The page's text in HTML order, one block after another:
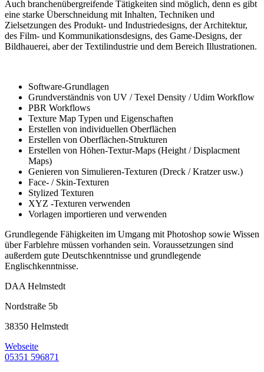
Auch branchenübergreifende Tätigkeiten sind möglich, denn es gibt
eine starke Überschneidung mit Inhalten, Techniken und
Zielsetzungen des Produkt- und Industriedesigns, der Architektur,
des Film- und Kommunikationsdesigns, des Game-Designs, der
Bildhauerei, aber der Textilindustrie und dem Bereich Illustrationen.
Software-Grundlagen
Grundverständnis von UV / Texel Density / Udim Workflow
PBR Workflows
Texture Map Typen und Eigenschaften
Erstellen von individuellen Oberflächen
Erstellen von Oberflächen-Strukturen
Erstellen von Höhen-Textur-Maps (Height / Displacment
Maps)
Genieren von Simulieren-Texturen (Dreck / Kratzer usw.)
Face- / Skin-Texturen
Stylized Texturen
XYZ -Texturen verwenden
Vorlagen importieren und verwenden
Grundlegende Fähigkeiten im Umgang mit Photoshop sowie Wissen
über Farblehre müssen vorhanden sein. Voraussetzungen sind
außerdem gute Deutschkenntnisse und grundlegende
Englischkenntnisse.
DAA Helmstedt
Nordstraße 5b
38350 Helmstedt
Webseite
05351 596871